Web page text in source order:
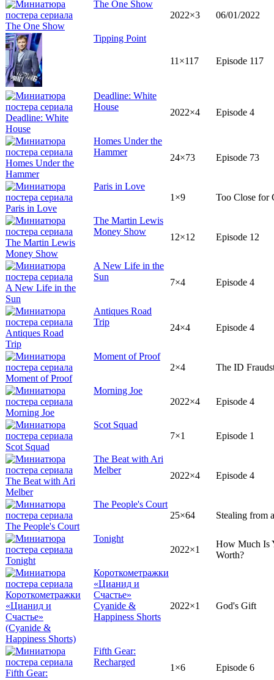
The One Show
2022×3
06/01/2022
Tipping Point
11×117 Episode 117
Deadline: White
House
2022×4 Episode 4
Homes Under the
Hammer
24×73 Episode 73
Paris in Love
1×9
Too Close for
The Martin Lewis
Money Show
12×12 Episode 12
A New Life in the
Sun
7×4 Episode 4
Antiques Road
Trip
24×4 Episode 4
Moment of Proof
2×4
The ID
Morning Joe
2022×4
Episode 4
Scot Squad
7×1
Episode 1
The Beat with Ari
Melber
2022×4 Episode 4
The People's Court
25×64
Stealing from
Tonight
2022×1
How Much Is
Worth?
Короткометражки
«Цианид и
Счастье»
Cyanide &
Happiness Shorts
2022×1 God's Gift
Fifth Gear:
Recharged
1×6 Episode 6